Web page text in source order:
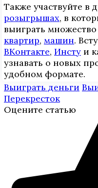
Также участвуйте в
розыгрышах, в
выиграть множество
квартир, машин.
ВКонтакте, Инcтy и
узнавать о новых
удобном формате.
Выиграть деньги
Перекресток
Оцените статью